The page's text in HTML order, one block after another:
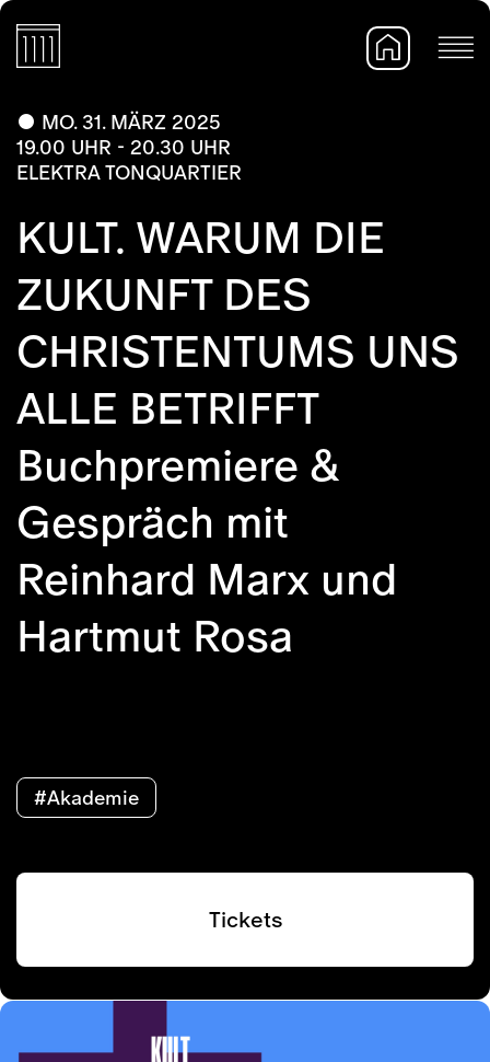
MO. 31. MÄRZ 2025
19.00 UHR - 20.30 UHR
ELEKTRA TONQUARTIER
KULT. WARUM DIE
ZUKUNFT DES
CHRISTENTUMS UNS
ALLE BETRIFFT
Buchpremiere &
Gespräch mit
Reinhard Marx und
Hartmut Rosa
#Akademie
Tickets